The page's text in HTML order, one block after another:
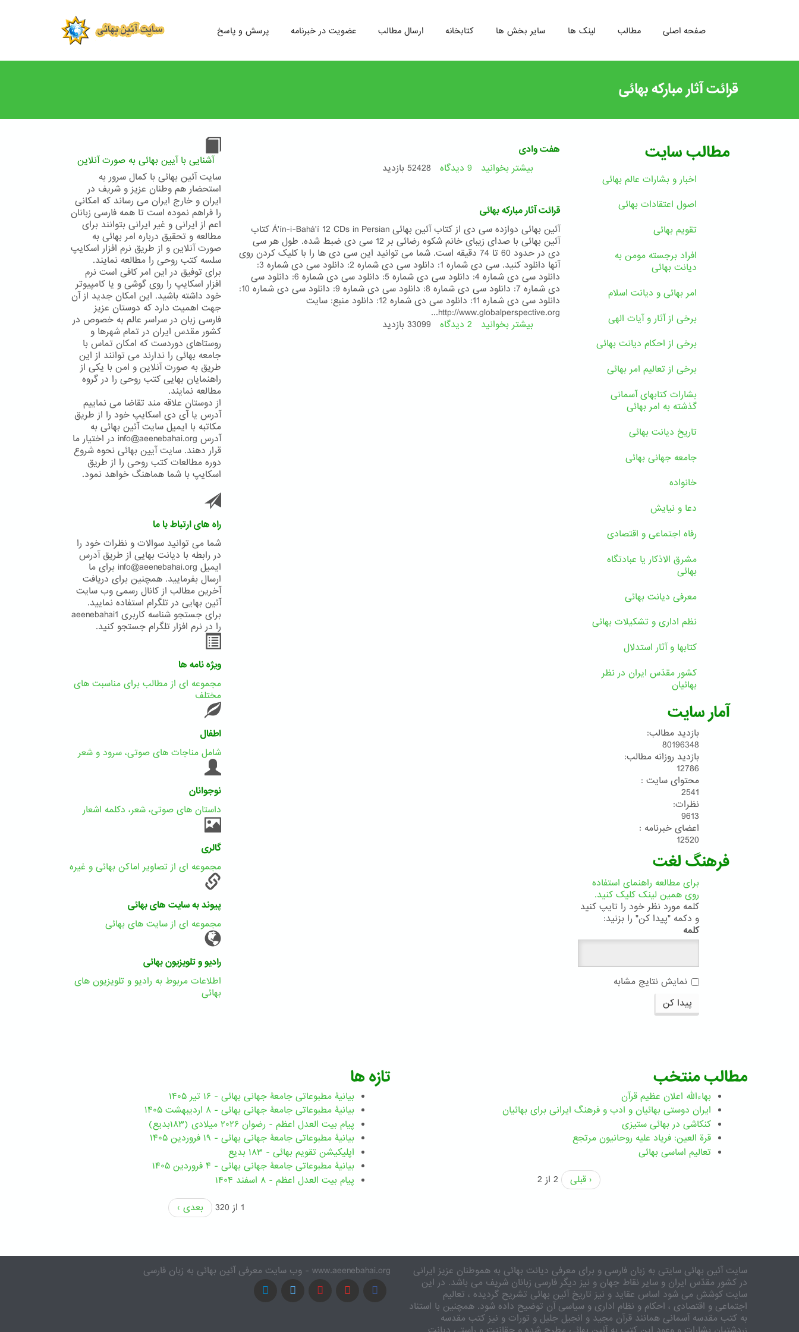
رفتن
پرسش و پاسخ عضویت در خبرنامه ارسال مطالب کتابخانه سایر بخش ها لینک ها مطالب صفحه اصلی
قرائت آثار مبارکه بهائی
هفت وادی
بیشتر بخوانید درباره
9 دیدگاه 52428 بازدید
قرائت آثار مبارکه بهائی
آئین بهائی دوازده سی دی از کتاب آئین بهائی Á'ín-i-Bahá'í 12 CDs in Persian کتاب
آئین بهائی با صدای زیبای خانم شکوه رضائی بر 12 سی دی ضبط شده. طول هر سی
دی در حدود 60 تا 74 دقیقه است. شما می توانید این سی دی ها را با کلیک کردن روی
آنها دانلود کنید. سی دی شماره 1: دانلود سی دی شماره 2: دانلود سی دی شماره 3:
دانلود سی دی شماره 4: دانلود سی دی شماره 5: دانلود سی دی شماره 6: دانلود سی
دی شماره 7: دانلود سی دی شماره 8: دانلود سی دی شماره 9: دانلود سی دی شماره 10:
دانلود سی دی شماره 11: دانلود سی دی شماره 12: دانلود منبع: سایت
http://www.globalperspective.org...
بیشتر بخوانید درباره
2 دیدگاه 33099 بازدید
آشنایی با آیین بهائی به صورت آنلاین
سایت آئین بهائی با کمال سرور به
استحضار هم وطنان عزیز و شریف در
ایران و خارج ایران می رساند که امکانی
را فراهم نموده است تا همه فارسی زبانان
اعم از ایرانی و غیر ایرانی بتوانند برای
مطالعه و تحقیق درباره امر بهائی به
صورت آنلاین و از طریق نرم افزار اسکایپ
سلسه کتب روحی را مطالعه نمایند.
برای توفیق در این امر کافی است نرم
افزار اسکایپ را روی گوشی و یا کامپیوتر
خود داشته باشید. این امکان جدید از آن
جهت اهمیت دارد که دوستان عزیز
فارسی زبان در سراسر عالم به خصوص در
کشور مقدس ایران در تمام شهرها و
روستاهای دوردست که امکان تماس با
جامعه بهائی را ندارند می توانند از این
طریق به صورت آنلاین و امن با یکی از
راهنمایان بهایی کتب روحی را در گروه
مطالعه نمایند.
از دوستان علاقه مند تقاضا می نماییم
آدرس یا آی دی اسکایپ خود را از طریق
مکاتبه با ایمیل سایت آئین بهائی به
آدرس info@aeenebahai.org در اختیار ما
قرار دهند. سایت آیین بهائی نحوه شروع
دوره مطالعات کتب روحی را از طریق
اسکایپ با شما هماهنگ خواهد نمود.
راه های ارتباط با ما
شما می توانید سوالات و نظرات خود را
در رابطه با دیانت بهایی از طریق آدرس
ایمیل info@aeenebahai.org برای ما
ارسال بفرمایید. همچنین برای دریافت
آخرین مطالب از کانال رسمی وب سایت
آئین بهایی در تلگرام استفاده نمایید.
برای جستجو شناسه کاربری aeenebahai1
را در نرم افزار تلگرام جستجو کنید.
ویژه نامه ها
مجموعه ای از مطالب برای مناسبت های
مختلف
اطفال
شامل مناجات های صوتی، سرود و شعر
نوجوانان
داستان های صوتی، شعر، دکلمه اشعار
گالری
مجموعه ای از تصاویر اماکن بهائی و غیره
پیوند به سایت های بهائی
مجموعه ای از سایت های بهائی
رادیو و تلویزیون بهائی
اطلاعات مربوط به رادیو و تلویزیون های
بهائی
مطالب سایت
اخبار و بشارات عالم بهائى
اصول اعتقادات بهائی
تقویم بهائی
افراد برجسته مومن به
دیانت بهائی
امر بهائی و دیانت اسلام
برخی از آثار و آیات الهی
برخی از احکام دیانت بهائی
برخی از تعالیم امر بهائی
بشارات کتابهای آسمانی
گذشته به امر بهائی
تاریخ دیانت بهائی
جامعه جهانی بهائی
خانواده
دعا و نیایش
رفاه اجتماعی و اقتصادی
مشرق الاذکار یا عبادتگاه
بهائی
معرفی دیانت بهائی
نظم اداری و تشکیلات بهائی
کتابها و آثار استدلال
کشور مقدّس ایران در نظر
بهائیان
آمار سایت
بازدید مطالب:
80196348
بازدید روزانه مطالب:
12786
محتوای سایت :
2541
نظرات:
9613
اعضای خبرنامه :
12520
فرهنگ لغت
برای مطالعه راهنمای استفاده
روی همین لینک کلیک کنید.
کلمه مورد نظر خود را تایپ کنید
و دکمه "پیدا کن" را بزنید:
کلمه
نمایش نتایج مشابه
پیدا کن
تازه ها
بیانیۀ مطبوعاتی جامعۀ جهانی بهائی - ۱۶ تیر ۱۴۰۵
بیانیۀ مطبوعاتی جامعۀ جهانی بهائی - ۸ اردیبهشت ۱۴۰۵
پیام بیت العدل اعظم - رضوان ۲۰۲۶ میلادی (۱۸۳بدیع)
بیانیۀ مطبوعاتی جامعۀ جهانی بهائی - ۱۹ فروردین ۱۴۰۵
اپلیکیشن تقویم بهائی - ۱۸۳ بدیع
بیانیۀ مطبوعاتی جامعۀ جهانی بهائی - ۴ فروردین ۱۴۰۵
پیام بیت العدل اعظم - ۸ اسفند ۱۴۰۴
1 از 320
بعدی ›
مطالب منتخب
بهاءالله اعلان عظیم قرآن
ايران دوستی بهائيان و ادب و فرهنگ ايرانی برای بهائيان
کنکاشی در بهائی ستيزی
قرة العین: فریاد علیه روحانیون مرتجع
تعالیم اساسی بهائی
‹ قبلی
2 از 2
www.aeenebahai.org - وب سایت معرفی آئین بهائی به زبان فارسی
سایت آئین بهائی سایتی به زبان فارسی و برای معرفی دیانت بهائی به هموطنان عزیز ایرانی
در کشور مقدّس ایران و سایر نقاط جهان و نیز دیگر فارسی زبانان شریف می باشد. در این
سایت کوشش می شود اساس عقاید و نیز تاریخ آئین بهائی تشریح گردیده ، تعالیم
اجتماعی و اقتصادی ، احکام و نظام اداری و سیاسی آن توضیح داده شود. همچنین با استناد
به کتب مقدسه آسمانی همانند قرآن مجید و انجیل جلیل و تورات و نیز کتب مقدسه